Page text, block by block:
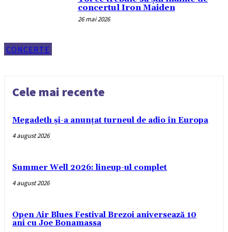
CONCERTE
concertul Iron Maiden
26 mai 2026
Cele mai recente
Megadeth și-a anunțat turneul de adio în Europa
4 august 2026
Summer Well 2026: lineup-ul complet
4 august 2026
Open Air Blues Festival Brezoi aniversează 10
ani cu Joe Bonamassa